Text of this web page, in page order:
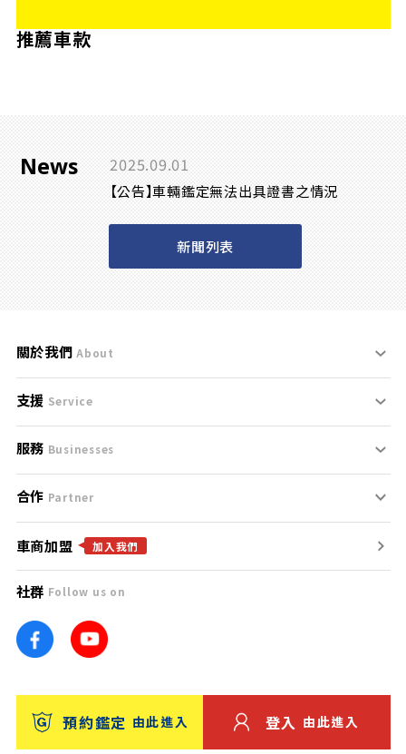
推薦車款
News 2025.09.01
【公告】車輛鑑定無法出具證書之情況
新聞列表
關於我們 About
刊登規範
服務條款
免責聲明
隱私權政策
團隊
車訊網
台灣優良中古車商大獎
支援 Service
支援中心
聯絡我們
服務 Businesses
什麼是Goo鑑定？
找好車
找好店
找海外車
消費者評價
保固
合作 Partner
合作夥伴
廣告合作
車商加盟 加入我們
社群 Follow us on
預約鑑定 由此進入 登入 由此進入